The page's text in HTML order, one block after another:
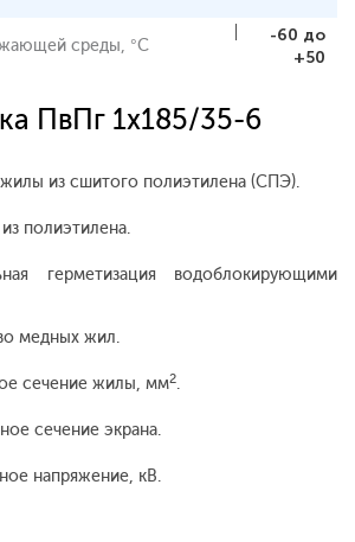
среды, °С
-60 до
+50
ПвПг 1x185/35-6
из сшитого полиэтилена (СПЭ).
полиэтилена.
герметизация водоблокирующими
медных жил.
сечение жилы, мм2.
сечение экрана.
напряжение, кВ.